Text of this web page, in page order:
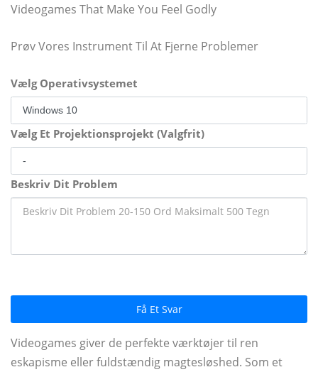
Videogames That Make You Feel Godly
Prøv Vores Instrument Til At Fjerne Problemer
Vælg Operativsystemet
Vælg Et Projektionsprojekt (Valgfrit)
Beskriv Dit Problem
Få Et Svar
Videogames giver de perfekte værktøjer til ren
eskapisme eller fuldstændig magtesløshed. Som et